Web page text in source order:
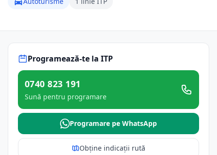
Programează-te la ITP
0740 823 191
Sună pentru programare
Programare pe WhatsApp
Obține indicații rută